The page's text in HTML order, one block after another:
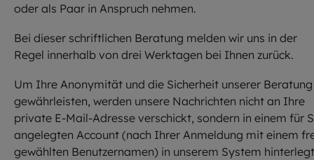
oder als Paar in Anspruch nehmen.
Bei dieser schriftlichen Beratung melden wir uns in der
Regel innerhalb von drei Werktagen bei Ihnen zurück.
Um Ihre Anonymität und die Sicherheit unserer Beratung
gewährleisten, werden unsere Nachrichten nicht an Ihre
private E-Mail-Adresse verschickt, sondern in einem für
angelegten Account (nach Ihrer Anmeldung mit einem
gewählten Benutzernamen) in unserem System